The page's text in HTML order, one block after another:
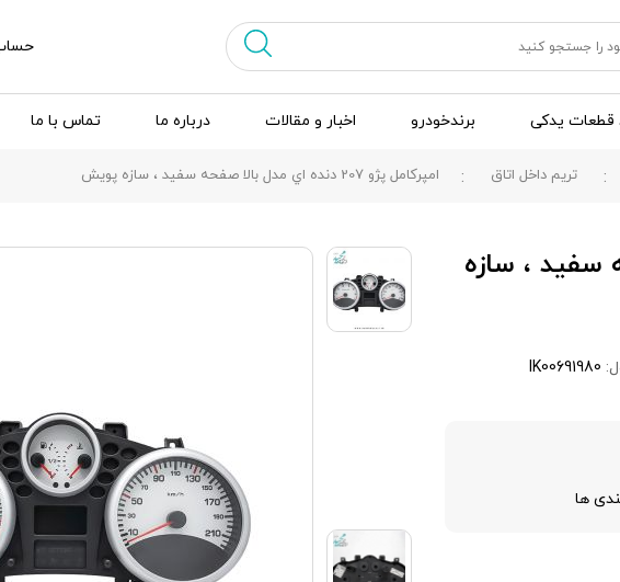
قطعات یدکی برندخودرو اخبار و مقالات درباره ما تماس با ما
تریم داخل اتاق امپرکامل پژو 207 دنده اي مدل بالا صفحه سفید ، سازه پویش
صفحه سفید ، سازه
IK00691980
ها